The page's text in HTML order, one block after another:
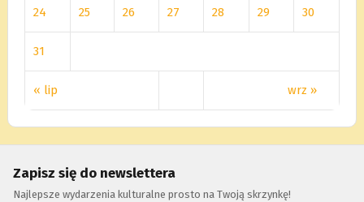
« lip wrz »
24 25 26 27 28 29 30
31
Zapisz się do newslettera
Najlepsze wydarzenia kulturalne prosto na Twoją skrzynkę!